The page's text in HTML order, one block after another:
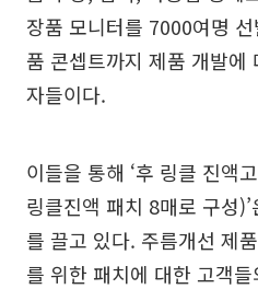
장품 모니터를 7000여명
품 콘셉트까지 제품 개발에
자들이다.
이들을 통해 ‘후 링클 진액
링클진액 패치 8매로 구성
를 끌고 있다. 주름개선 제
를 위한 패치에 대한 고객